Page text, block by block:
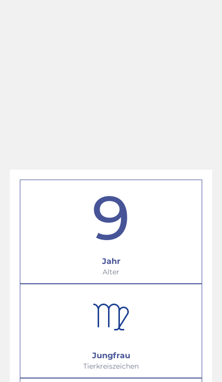
9
Jahr
Alter
Jungfrau
Tierkreiszeichen